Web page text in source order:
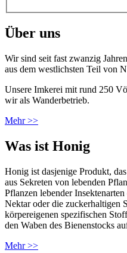
Über uns
Wir sind seit fast zwanzig
aus dem westlichsten Teil von
Unsere Imkerei mit rund 250
wir als Wanderbetrieb.
Mehr >>
Was ist Honig
Honig ist dasjenige Produkt,
aus Sekreten von lebenden
Pflanzen lebender
Nektar oder die zuckerhaltigen
körpereigenen spezifischen
den Waben des Bienenstocks
Mehr >>